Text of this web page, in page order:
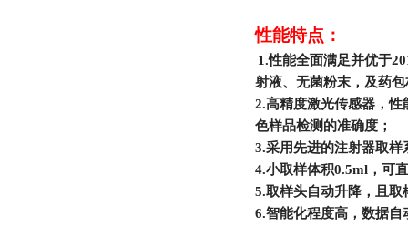
性能特点：
1.性能全面满足并优于
射液、无菌粉末，及药
2.高精度激光传感器，性
色样品检测的准确度；
3.采用先进的注射器取样
4.小取样体积0.5ml，可
5.取样头自动升降，且取
6.智能化程度高，数据自